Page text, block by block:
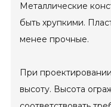
Металлические
быть хрупкими.
менее прочные.
При
высоту. Высота